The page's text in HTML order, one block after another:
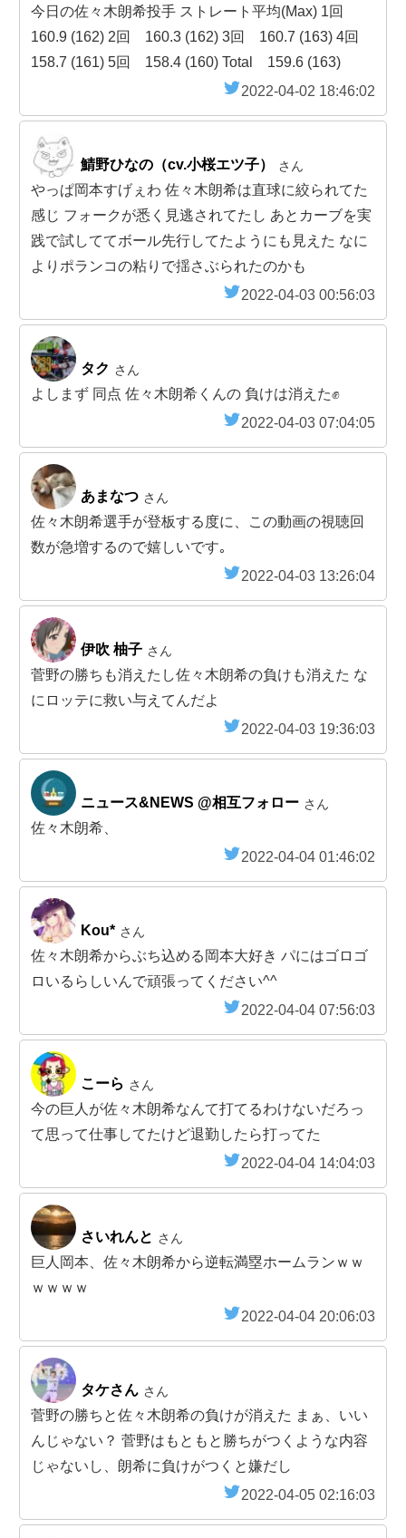
今日の佐々木朗希投手 ストレート平均(Max) 1回
160.9 (162) 2回 160.3 (162) 3回 160.7 (163) 4回
158.7 (161) 5回 158.4 (160) Total 159.6 (163)
2022-04-02 18:46:02
鯖野ひなの（cv.小桜エツ子） さん
やっぱ岡本すげぇわ 佐々木朗希は直球に絞られてた
感じ フォークが悉く見逃されてたし あとカーブを実
践で試しててボール先行してたようにも見えた なに
よりポランコの粘りで揺さぶられたのかも
2022-04-03 00:56:03
タク さん
よしまず 同点 佐々木朗希くんの 負けは消えた✊
2022-04-03 07:04:05
あまなつ さん
佐々木朗希選手が登板する度に、この動画の視聴回
数が急増するので嬉しいです｡
2022-04-03 13:26:04
伊吹 柚子 さん
菅野の勝ちも消えたし佐々木朗希の負けも消えた な
にロッテに救い与えてんだよ
2022-04-03 19:36:03
ニュース&NEWS @相互フォロー さん
佐々木朗希、
2022-04-04 01:46:02
Kou* さん
佐々木朗希からぶち込める岡本大好き パにはゴロゴ
ロいるらしいんで頑張ってください^^
2022-04-04 07:56:03
こーら さん
今の巨人が佐々木朗希なんて打てるわけないだろっ
て思って仕事してたけど退勤したら打ってた
2022-04-04 14:04:03
さいれんと さん
巨人岡本、佐々木朗希から逆転満塁ホームランｗｗ
ｗｗｗｗ
2022-04-04 20:06:03
タケさん さん
菅野の勝ちと佐々木朗希の負けが消えた まぁ、いい
んじゃない？ 菅野はもともと勝ちがつくような内容
じゃないし、朗希に負けがつくと嫌だし
2022-04-05 02:16:03